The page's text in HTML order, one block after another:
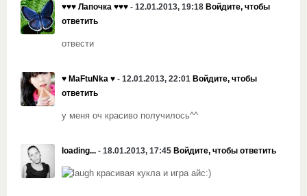
♥♥♥ Лапочка ♥♥♥ - 12.01.2013, 19:18 Войдите, чтобы
ответить
отвести
♥ MaFtuNka ♥ - 12.01.2013, 22:01 Войдите, чтобы
ответить
у меня оч красиво получилось^^
loading... - 18.01.2013, 17:45 Войдите, чтобы ответить
красивая кукла и игра айс:)